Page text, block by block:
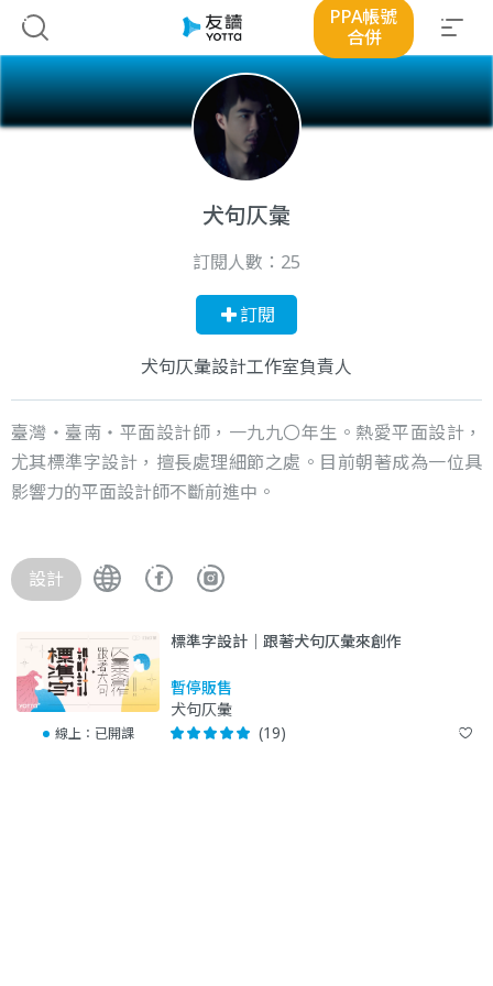
PPA帳號
合併
犬句仄彙
訂閱人數： 25
訂閱
犬句仄彙設計工作室負責人
臺灣・臺南・平面設計師，一九九〇年生。熱愛平面設計，
尤其標準字設計，擅長處理細節之處。目前朝著成為一位具
影響力的平面設計師不斷前進中。
設計
線上： 已開課
標準字設計｜跟著犬句仄彙來創作
暫停販售
犬句仄彙
(19)